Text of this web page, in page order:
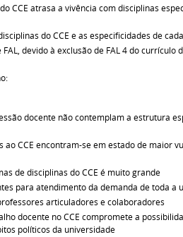
CCE atrasa a vivência com disciplinas
do CCE e as especificidades de
FAL, devido à exclusão de FAL 4 do currículo
docente não contemplam a estrutura
ao CCE encontram-se em estado de maior
de disciplinas do CCE é muito grande
para atendimento da demanda de toda a
articuladores e colaboradores
docente no CCE compromete a
políticos da universidade